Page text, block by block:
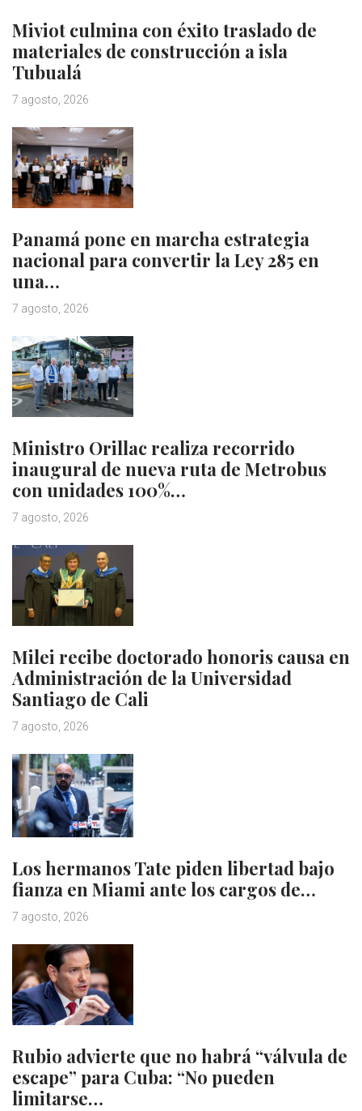
Miviot culmina con éxito traslado de
materiales de construcción a isla
Tubualá
7 agosto, 2026
Panamá pone en marcha estrategia
nacional para convertir la Ley 285 en
una…
7 agosto, 2026
Ministro Orillac realiza recorrido
inaugural de nueva ruta de Metrobus
con unidades 100%…
7 agosto, 2026
Milei recibe doctorado honoris causa en
Administración de la Universidad
Santiago de Cali
7 agosto, 2026
Los hermanos Tate piden libertad bajo
fianza en Miami ante los cargos de…
7 agosto, 2026
Rubio advierte que no habrá “válvula de
escape” para Cuba: “No pueden
limitarse…